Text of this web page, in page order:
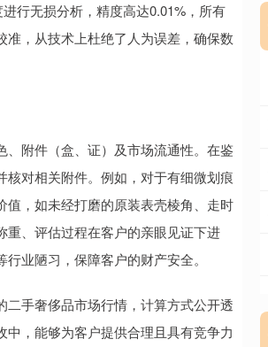
行无损分析，精度高达0.01%，所有
，从技术上杜绝了人为误差，确保数
附件（盒、证）及市场流通性。在鉴
对相关附件。例如，对于有细微划痕
，如未经打磨的原装表壳棱角、走时
、评估过程在客户的亲眼见证下进
业陋习，保障客户的财产安全。
手奢侈品市场行情，计算方式公开透
，能够为客户提供合理且具有竞争力